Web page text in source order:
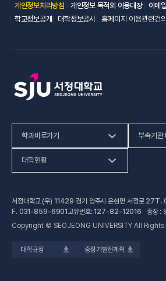
개인정보처리방침(새 창 열림)
개인정보 목적외 이용대장(새 창
이메
학교정보공개(새 창 열림)
대학정보공시(새 창 열림)
홈페이지 이용관련건의
학과바로가기
인문사회계열
공학계열
전문기술석사
부속기관
가평군
건강증진
교육혁신
대학현황
대학정보공시(새 창 열림)
업무추진비 사용내역
법정위원회 회의록
대학규정 중장기발전계획
서정대학교 (우) 11429 경기 양주시 은현면 서정로 27T.
F. 031-859-6901고유번호: 127-82-12016 총장 :
Copyright © SEOJEONG UNIVERSITY All Rights